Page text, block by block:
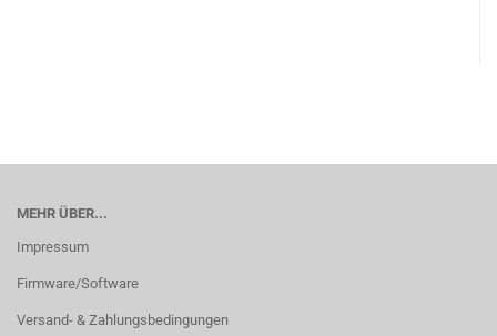
MEHR ÜBER...
Impressum
Firmware/Software
Versand- & Zahlungsbedingungen